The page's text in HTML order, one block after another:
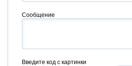
Сообщение
Введите код с картинки